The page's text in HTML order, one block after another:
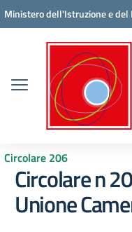
Vai ai contenuti
Vai al menu di navigazione
Vai al footer
Ministero dell'Istruzione e del
Circolare 206
Circolare n
Unione